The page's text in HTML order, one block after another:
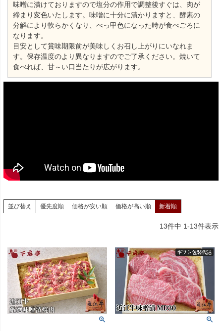
味噌に漬けておりますので塩分の作用で調整後すぐは、肉が
締まり変色いたします。味噌に十分に漬かりますと、酵素の
分解により軟らかくなり、べっ甲色になった時が食べごろに
なります。
目安として賞味期限前が美味しくお召し上がりにいなれま
す。保存温度のより異なりますのでご了承ください。焼いて
食べれば、甘～い口当たりが広がります。
並び替え 優先度順 価格が安い順 価格が高い順 新着順
13件中 1-13件表示